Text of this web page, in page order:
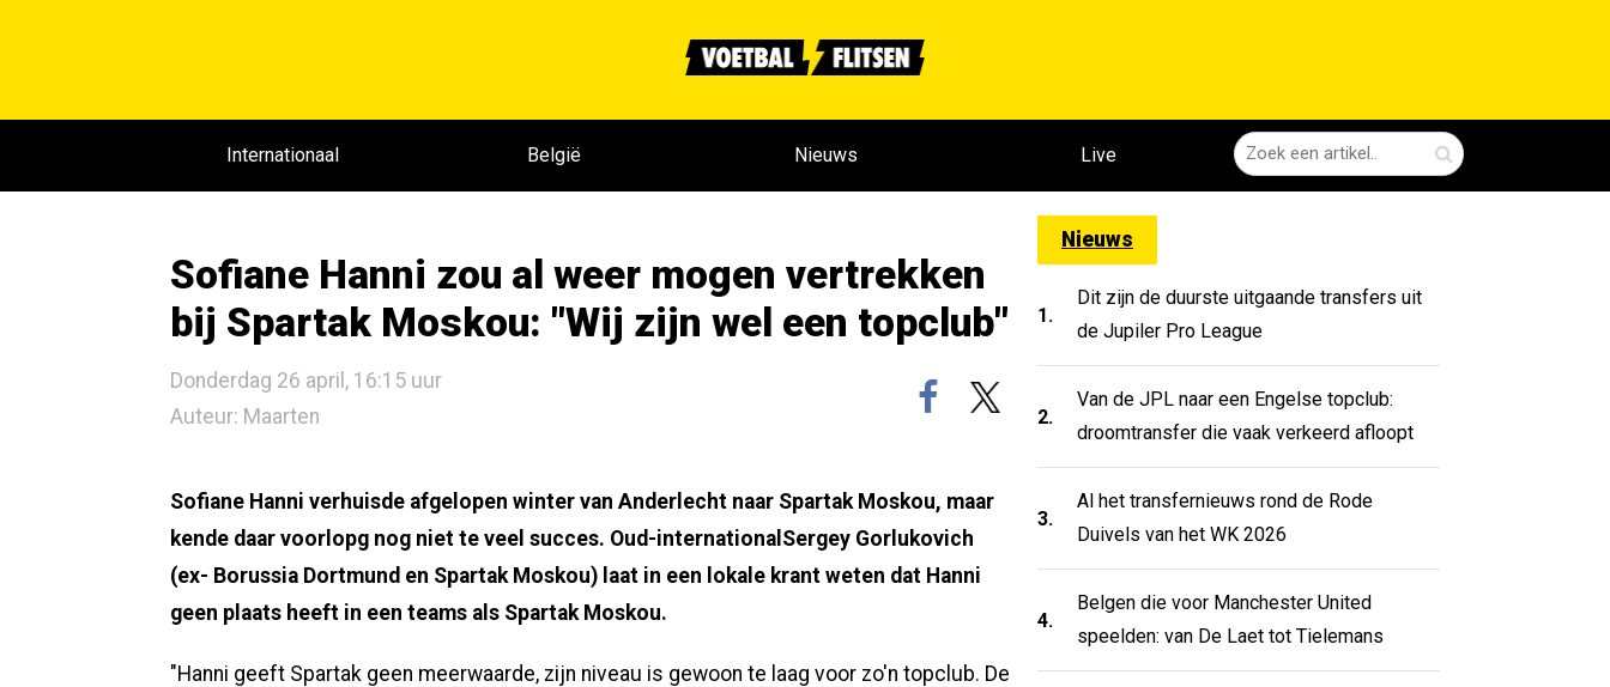
Internationaal België Nieuws Live
Sofiane Hanni zou al weer mogen vertrekken
bij Spartak Moskou: "Wij zijn wel een topclub"
Donderdag 26 april, 16:15 uur
Auteur: Maarten
Sofiane Hanni verhuisde afgelopen winter van Anderlecht naar Spartak Moskou, maar
kende daar voorlopg nog niet te veel succes. Oud-internationalSergey Gorlukovich
(ex- Borussia Dortmund en Spartak Moskou) laat in een lokale krant weten dat Hanni
geen plaats heeft in een teams als Spartak Moskou.
"Hanni geeft Spartak geen meerwaarde, zijn niveau is gewoon te laag voor zo'n topclub. De
Nieuws
1.
Dit zijn de duurste uitgaande transfers uit
de Jupiler Pro League
2.
Van de JPL naar een Engelse topclub:
droomtransfer die vaak verkeerd afloopt
3.
Al het transfernieuws rond de Rode
Duivels van het WK 2026
4.
Belgen die voor Manchester United
speelden: van De Laet tot Tielemans